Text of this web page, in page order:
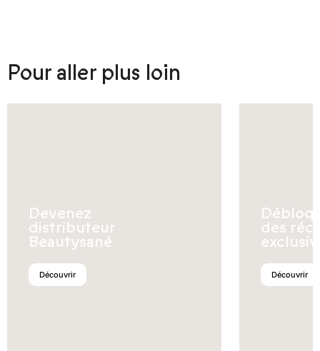
Pour aller plus loin
Devenez
distributeur
Beautysané
Découvrir
des
Découvrir